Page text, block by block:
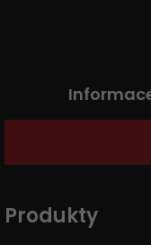
Produkty